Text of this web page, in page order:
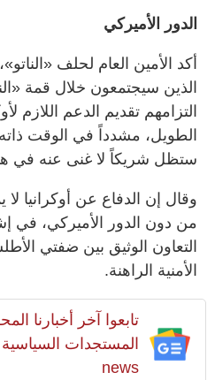
الدور الأميركي
أكد الأمين العام لحلف
الذين سيجتمعون خلال قمة
التزامهم تقديم الدعم اللازم
الطويل، مشدداً في الوقت
ستظل شريكاً لا غنى عنه في
وقال إن الدفاع عن أوكرانيا
من دون الدور الأميركي، في
التعاون الوثيق بين ضفتي
الأمنية الراهنة.
تابعوا آخر أخبارنا
news